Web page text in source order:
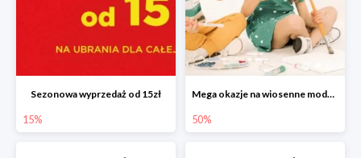
Sezonowa wyprzedaż od 15zł
15%
Mega okazje na wiosenne modele w 5.10.15 do -50%
50%